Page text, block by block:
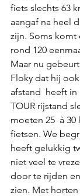
fiets slechts 63
aangaf na heel
zijn. Soms
rond 120
Maar nu
Floky dat hij
afstand  heeft in
TOUR rijstand
moeten 25  à
fietsen. We
heeft gelukkig
niet veel te
door te rijden
zien. Met